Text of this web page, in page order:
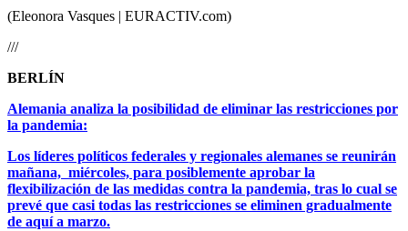
(Eleonora Vasques | EURACTIV.com)
///
BERLÍN
Alemania analiza la posibilidad de eliminar las restricciones por
la pandemia:
Los líderes políticos federales y regionales alemanes se reunirán
mañana, miércoles, para posiblemente aprobar la
flexibilización de las medidas contra la pandemia, tras lo cual se
prevé que casi todas las restricciones se eliminen gradualmente
de aquí a marzo.